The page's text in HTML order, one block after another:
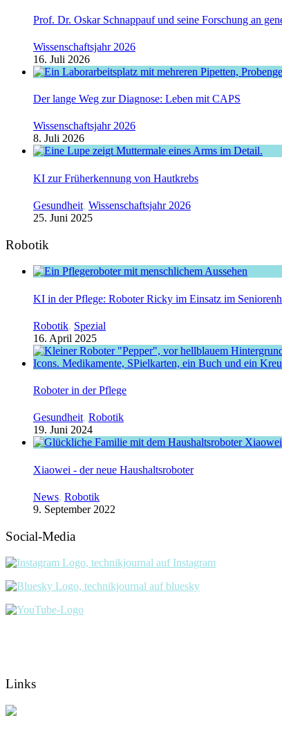
Prof. Dr. Oskar Schnappauf und seine Forschung an
Wissenschaftsjahr 2026
16. Juli 2026
Der lange Weg zur Diagnose: Leben mit CAPS
Wissenschaftsjahr 2026
8. Juli 2026
KI zur Früherkennung von Hautkrebs
Gesundheit, Wissenschaftsjahr 2026
25. Juni 2025
Robotik
KI in der Pflege: Roboter Ricky im Einsatz im
Robotik, Spezial
16. April 2025
Roboter in der Pflege
Gesundheit, Robotik
19. Juni 2024
Xiaowei - der neue Haushaltsroboter
News, Robotik
9. September 2022
Social-Media
Links